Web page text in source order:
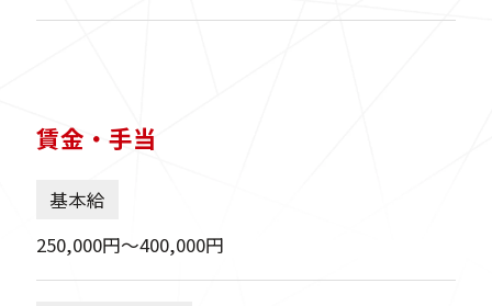
賃金・手当
基本給
250,000円〜400,000円